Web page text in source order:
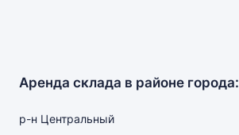
Аренда склада в районе города:
р-н Центральный